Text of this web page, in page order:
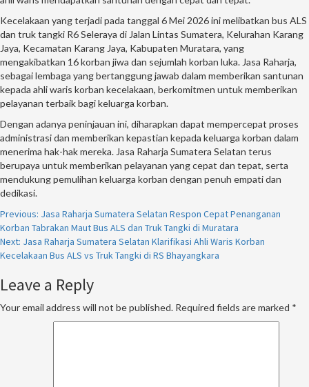
Kecelakaan yang terjadi pada tanggal 6 Mei 2026 ini melibatkan bus ALS
dan truk tangki R6 Seleraya di Jalan Lintas Sumatera, Kelurahan Karang
Jaya, Kecamatan Karang Jaya, Kabupaten Muratara, yang
mengakibatkan 16 korban jiwa dan sejumlah korban luka. Jasa Raharja,
sebagai lembaga yang bertanggung jawab dalam memberikan santunan
kepada ahli waris korban kecelakaan, berkomitmen untuk memberikan
pelayanan terbaik bagi keluarga korban.
Dengan adanya peninjauan ini, diharapkan dapat mempercepat proses
administrasi dan memberikan kepastian kepada keluarga korban dalam
menerima hak-hak mereka. Jasa Raharja Sumatera Selatan terus
berupaya untuk memberikan pelayanan yang cepat dan tepat, serta
mendukung pemulihan keluarga korban dengan penuh empati dan
dedikasi.
Continue
Reading
Previous: Jasa Raharja Sumatera Selatan Respon Cepat Penanganan
Korban Tabrakan Maut Bus ALS dan Truk Tangki di Muratara
Next: Jasa Raharja Sumatera Selatan Klarifikasi Ahli Waris Korban
Kecelakaan Bus ALS vs Truk Tangki di RS Bhayangkara
Leave a Reply
Your email address will not be published. Required fields are marked *